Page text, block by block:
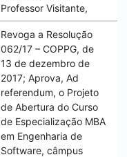
Professor Visitante,
Revoga a Resolução
062/17 – COPPG, de
13 de dezembro de
2017; Aprova, Ad
referendum, o Projeto
de Abertura do Curso
de Especialização MBA
em Engenharia de
Software, câmpus